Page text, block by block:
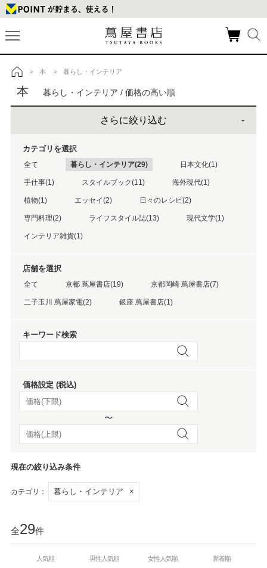
トップ
> 本 > 暮らし・インテリア
本 暮らし・インテリア / 価格の高い順
さらに絞り込む
カテゴリを選択
全て 暮らし・インテリア(29) 日本文化(1)
手仕事(1) スタイルブック(11) 海外現代(1)
植物(1) エッセイ(2) 日々のレシピ(2)
専門料理(2) ライフスタイル誌(13) 現代文学(1)
インテリア雑貨(1)
店舗を選択
全て 京都 蔦屋書店(19) 京都岡崎 蔦屋書店(7)
二子玉川 蔦屋家電(2) 銀座 蔦屋書店(1)
キーワード検索
価格設定 (税込)
〜
現在の絞り込み条件
カテゴリ： 暮らし・インテリア ×
全29件
人気順 男性人気順 女性人気順 新着順